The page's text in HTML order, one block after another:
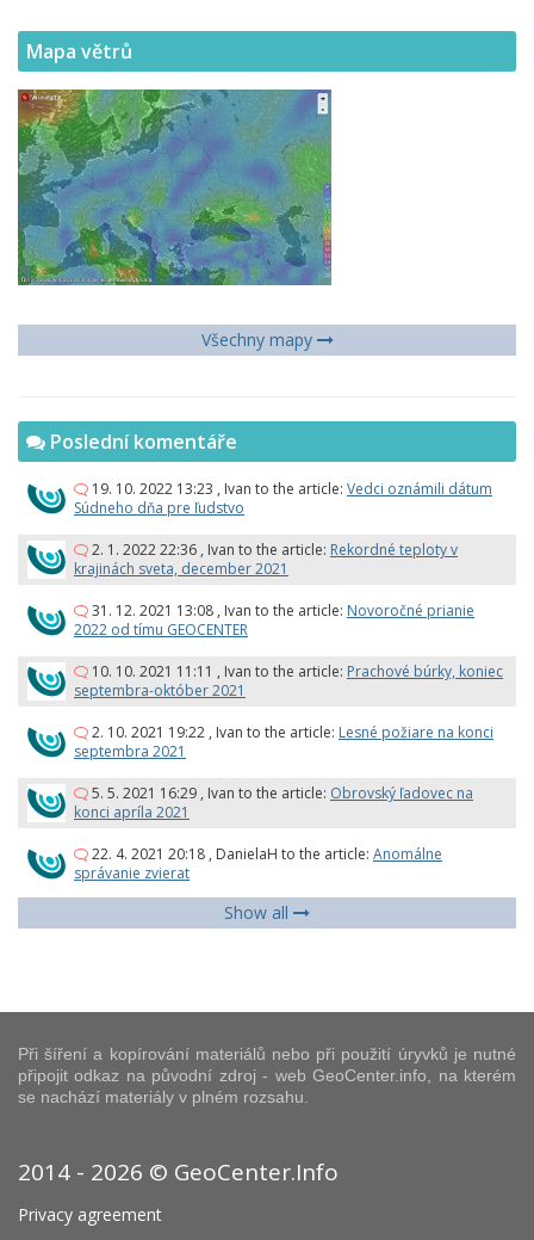
Mapa větrů
Všechny mapy
Poslední komentáře
19. 10. 2022 13:23 , Ivan to the article: Vedci oznámili dátum
Súdneho dňa pre ľudstvo
2. 1. 2022 22:36 , Ivan to the article: Rekordné teploty v
krajinách sveta, december 2021
31. 12. 2021 13:08 , Ivan to the article: Novoročné prianie
2022 od tímu GEOCENTER
10. 10. 2021 11:11 , Ivan to the article: Prachové búrky, koniec
septembra-október 2021
2. 10. 2021 19:22 , Ivan to the article: Lesné požiare na konci
septembra 2021
5. 5. 2021 16:29 , Ivan to the article: Obrovský ľadovec na
konci apríla 2021
22. 4. 2021 20:18 , DanielaH to the article: Anomálne
správanie zvierat
Show all
Při šíření a kopírování materiálů nebo při použití úryvků je nutné
připojit odkaz na původní zdroj - web GeoCenter.info, na kterém
se nachází materiály v plném rozsahu.
2014 - 2026 © GeoCenter.Info
Privacy agreement